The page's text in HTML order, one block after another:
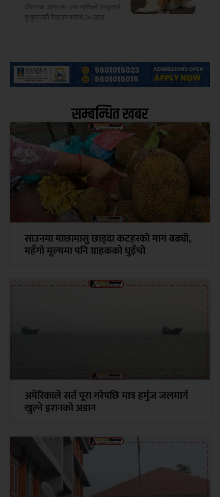
वीरगन्ज- जापानका एक व्यक्तिले आफूलाई
कुकुरजस्तै देखाउन करिब २० लाख
सम्बन्धित खबर
साउनमा माछामासु छाड्दा कटहरको माग बढ्यो,
महँगो मूल्यमा पनि ग्राहकको घुइँचो
अमेरिकाले सर्त पूरा गरेपछि मात्र हर्मुज जलमार्ग
खुल्ने इरानको अडान